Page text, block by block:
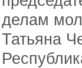
делам
Татьяна